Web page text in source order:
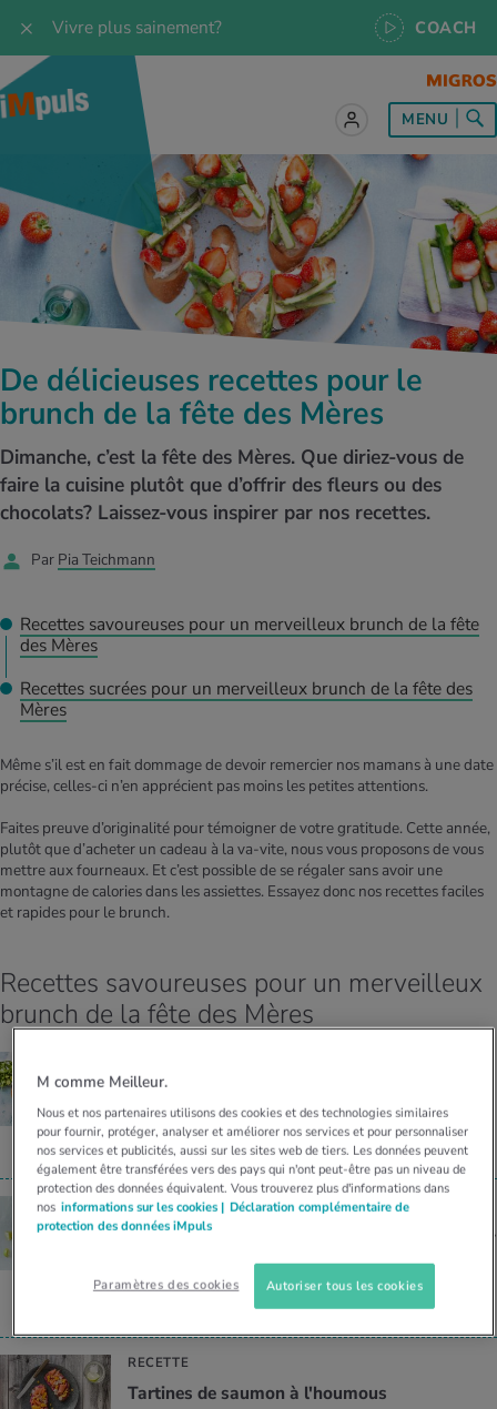
Vivre plus sainement? COACH
sur le sujet Alimentation
les recettes
idéal
sainement
d’alimentation
ACTUELS DANS LE DOMAINE ALIMENTATION
Calculez votre besoin en calories
sur le sujet Mouvement
& Jogging
& outdoor
accessoires
ACTUELS DANS LE DOMAINE MOUVEMENT
Calculer la consommation de calories
Course & Jogging
sur le sujet Relaxation
de vie
être
ACTUELS DANS LE DOMAINE RELAXATION
Travail et santé
Détente active
sur le sujet Médecine
de la santé
au quotidien
du sport
physiques
des femmes
ACTUELS DANS LE DOMAINE MÉDECINE
Douleurs nerveuses
sur le sujet Service
test et quiz
d'iMpuls
ACTUELS DANS LE DOMAINE SERVICE
MENU
De délicieuses recettes pour le
brunch de la fête des Mères
Dimanche, c’est la fête des Mères. Que diriez-vous de
faire la cuisine plutôt que d’offrir des fleurs ou des
chocolats? Laissez-vous inspirer par nos recettes.
Par Pia Teichmann
Recettes savoureuses pour un merveilleux brunch de la fête
des Mères
Recettes sucrées pour un merveilleux brunch de la fête des
Mères
Même s’il est en fait dommage de devoir remercier nos mamans à une date
précise, celles-ci n’en apprécient pas moins les petites attentions.
Faites preuve d’originalité pour témoigner de votre gratitude. Cette année,
plutôt que d’acheter un cadeau à la va-vite, nous vous proposons de vous
mettre aux fourneaux. Et c’est possible de se régaler sans avoir une
montagne de calories dans les assiettes. Essayez donc nos recettes faciles
et rapides pour le brunch.
Recettes savoureuses pour un merveilleux
brunch de la fête des Mères
Bagel au sau­mon et au rai­fort
420
kcal 5min
RECETTE
Soupe de carottes et patates douces avec pou­
350 55min
RECETTE
Tar­tines de sau­mon à l'hou­mous
M comme Meilleur.
Nous et nos partenaires utilisons des cookies et des technologies similaires
pour fournir, protéger, analyser et améliorer nos services et pour personnaliser
nos services et publicités, aussi sur les sites web de tiers. Les données peuvent
également être transférées vers des pays qui n'ont peut-être pas un niveau de
protection des données équivalent. Vous trouverez plus d'informations dans
nos informations sur les cookies | Déclaration complémentaire de
protection des données iMpuls
Paramètres des cookies Autoriser tous les cookies